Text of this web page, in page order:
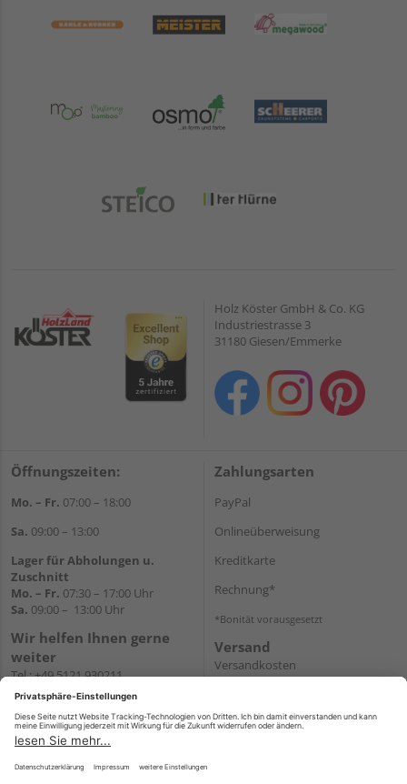
Holz Köster GmbH & Co. KG
Industriestrasse 3
31180 Giesen/Emmerke
Öffnungszeiten:
Mo. – Fr. 07:00 – 18:00
Sa. 09:00 – 13:00
Lager für Abholungen u.
Zuschnitt
Mo. – Fr. 07:30 – 17:00 Uhr
Sa. 09:00 – 13:00 Uhr
Wir helfen Ihnen gerne
weiter
Tel.:+49 5121 930211
E-Mail:holzlandshop@holzland-
Newsletter
Zahlungsarten
PayPal
Onlineüberweisung
Kreditkarte
Rechnung*
*Bonität vorausgesetzt
Versand
Versandkosten